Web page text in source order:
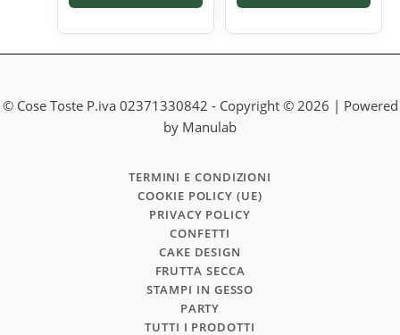
© Cose Toste P.iva 02371330842 - Copyright © 2026 | Powered
by Manulab
TERMINI E CONDIZIONI
COOKIE POLICY (UE)
PRIVACY POLICY
CONFETTI
CAKE DESIGN
FRUTTA SECCA
STAMPI IN GESSO
PARTY
TUTTI I PRODOTTI